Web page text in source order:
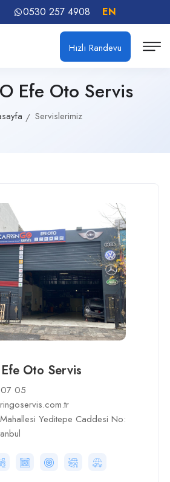
0530 257 4908 EN
Hızlı Randevu
Efe Oto Servis
Servislerimiz
Oto Servis
05
Yeditepe Caddesi No: